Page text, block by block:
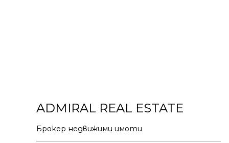
ADMIRAL REAL ESTATE
Брокер недвижими имоти